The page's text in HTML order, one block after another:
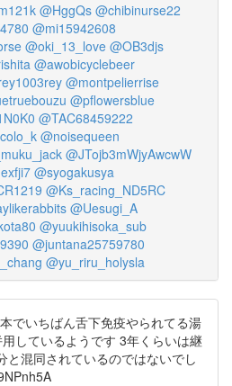
@HggQs @chibinurse22
@mi15942608
@oki_13_love @OB3djs
@awobicyclebeer
@montpelierrise
@pflowersblue
@TAC68459222
@noisequeen
@JTojb3mWjyAwcwW
@syogakusya
@Ks_racing_ND5RC
@Uesugi_A
@yuukihisoka_sub
@juntana25759780
@yu_riru_holysla
でいちばん舌下免疫やられてる湯
しているようです 3年くらいは継
と混同されているのではないでし